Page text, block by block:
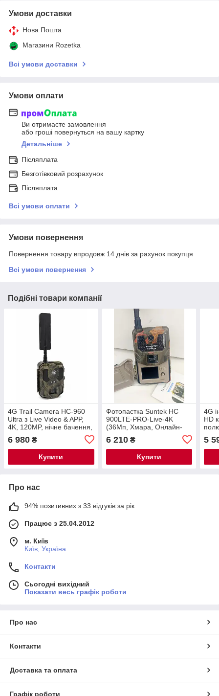
Умови доставки
Нова Пошта
Магазини Rozetka
Всі умови доставки
Умови оплати
Ви отримаєте замовлення
або гроші повернуться на вашу картку
Детальніше
Післяплата
Безготівковий розрахунок
Післяплата
Всі умови оплати
Умови повернення
Повернення товару впродовж 14 днів за рахунок покупця
Всі умови повернення
Подібні товари компанії
4G Trail Camera HC-960
Ultra з Live Video & APP,
4K, 120MP, нічне бачення,
6 980 ₴
Купити
Фотопастка Suntek HC
900LTE-PRO-Live-4K
(36Mп, Хмара, Онлайн-
6 210₴
Купити
4G
HD
5
Про нас
94% позитивних з 33 відгуків за рік
Працює з 25.04.2012
м. Київ
Київ, Україна
Контакти
Сьогодні вихідний
Показати весь графік роботи
Про нас
Контакти
Доставка та оплата
Графік роботи